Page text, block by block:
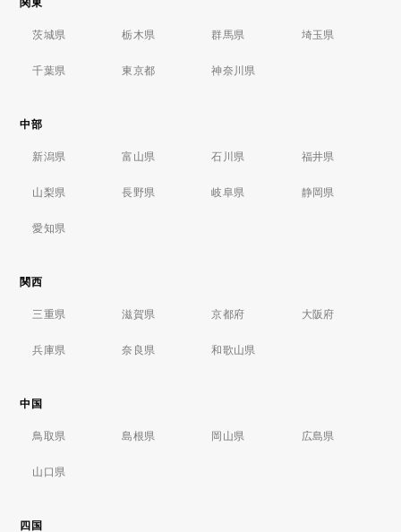
関東
茨城県 栃木県 群馬県 埼玉県
千葉県 東京都 神奈川県
中部
新潟県 富山県 石川県 福井県
山梨県 長野県 岐阜県 静岡県
愛知県
関西
三重県 滋賀県 京都府 大阪府
兵庫県 奈良県 和歌山県
中国
鳥取県 島根県 岡山県 広島県
山口県
四国